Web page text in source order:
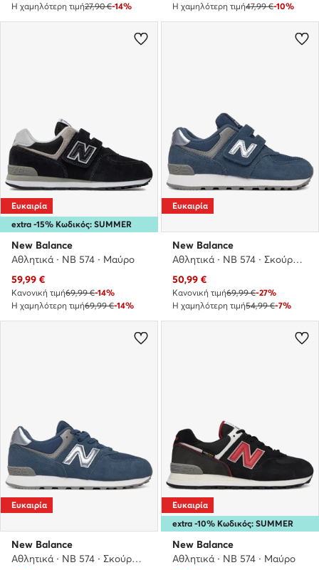
Η χαμηλότερη τιμή27,90 €-14%
Η χαμηλότερη τιμή47,99 €-10%
extra -15% Κωδικός: SUMMER
Ευκαιρία
New Balance
Αθλητικά · NB 574 · Μαύρο
Τρέχουσα τιμή
59,99 €
Κανονική τιμή69,99 €-14%
Η χαμηλότερη τιμή69,99 €-14%
Ευκαιρία
New Balance
Αθλητικά · NB 574 · Σκούρο μπλε
Τρέχουσα τιμή
50,99 €
Κανονική τιμή69,99 €-27%
Η χαμηλότερη τιμή54,99 €-7%
Ευκαιρία
New Balance
Αθλητικά · NB 574 · Σκούρο μπλε
extra -10% Κωδικός: SUMMER
Ευκαιρία
New Balance
Αθλητικά · NB 574 · Μαύρο